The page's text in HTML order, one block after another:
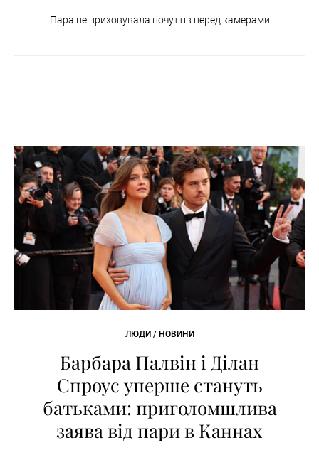
Пара не приховувала почуттів перед камерами
ЛЮДИ / НОВИНИ
Барбара Палвін і Ділан
Спроус уперше стануть
батьками: приголомшлива
заява від пари в Каннах